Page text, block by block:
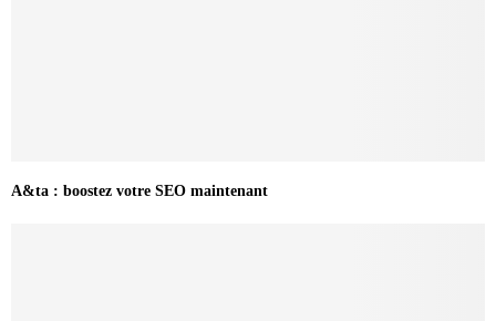
A&ta : boostez votre SEO maintenant